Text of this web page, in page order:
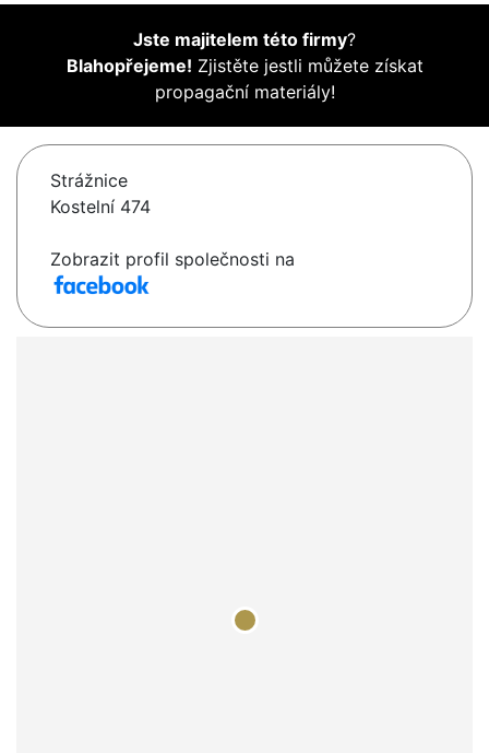
Jste majitelem této firmy?
Blahopřejeme! Zjistěte jestli můžete získat
propagační materiály!
Strážnice
Kostelní 474
Zobrazit profil společnosti na